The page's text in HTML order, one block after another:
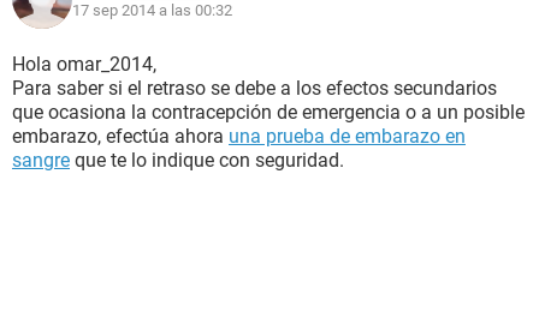
17 sep 2014 a las 00:32
Hola omar_2014,
Para saber si el retraso se debe a los efectos secundarios
que ocasiona la contracepción de emergencia o a un posible
embarazo, efectúa ahora una prueba de embarazo en
sangre que te lo indique con seguridad.